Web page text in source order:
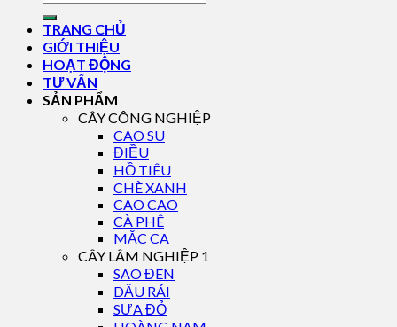
TRANG CHỦ
GIỚI THIỆU
HOẠT ĐỘNG
TƯ VẤN
SẢN PHẨM
CÂY CÔNG NGHIỆP
CAO SU
ĐIỀU
HỒ TIÊU
CHÈ XANH
CAO CAO
CÀ PHÊ
MẮC CA
CÂY LÂM NGHIỆP 1
SAO ĐEN
DẦU RÁI
SƯA ĐỎ